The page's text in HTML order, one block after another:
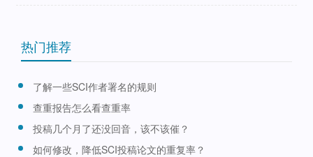
热门推荐
了解一些SCI作者署名的规则
查重报告怎么看查重率
投稿几个月了还没回音，该不该催？
如何修改，降低SCI投稿论文的重复率？